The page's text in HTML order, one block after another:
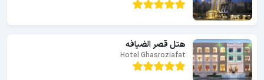
هتل قصر الضیافه
Hotel Ghasroziafat